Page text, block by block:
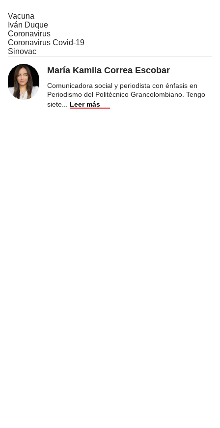
Vacuna
Iván Duque
Coronavirus
Coronavirus Covid-19
Sinovac
María Kamila Correa Escobar
Comunicadora social y periodista con énfasis en
Periodismo del Politécnico Grancolombiano. Tengo
siete
Leer más